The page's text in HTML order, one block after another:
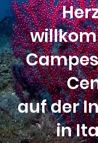
auf der
in